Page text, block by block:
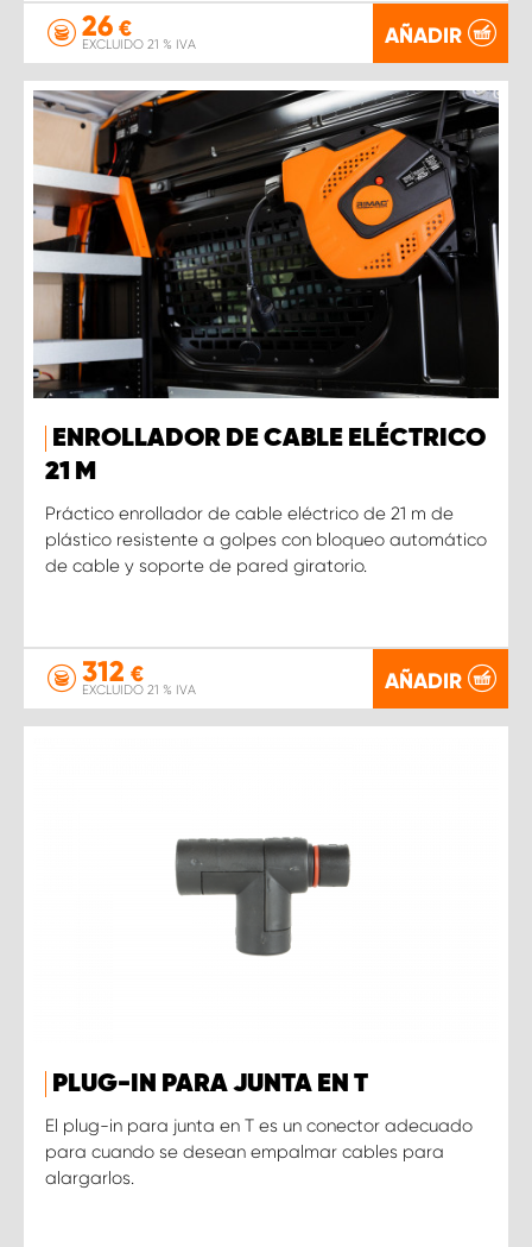
26 €
EXCLUIDO 21 % IVA AÑADIR
ENROLLADOR DE CABLE ELÉCTRICO
21 M
Práctico enrollador de cable eléctrico de 21 m de
plástico resistente a golpes con bloqueo automático
de cable y soporte de pared giratorio.
312 €
EXCLUIDO 21 % IVA AÑADIR
PLUG-IN PARA JUNTA EN T
El plug-in para junta en T es un conector adecuado
para cuando se desean empalmar cables para
alargarlos.